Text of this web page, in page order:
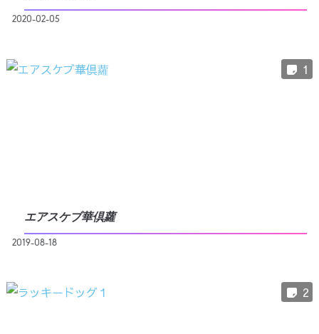
2020-02-05
1
エアスケブ華倶蘿
2019-08-18
2